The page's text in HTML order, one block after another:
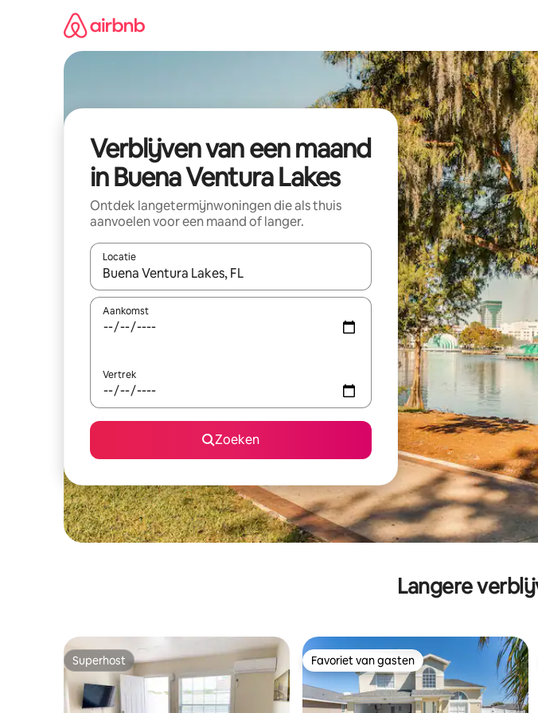
Verblijven van een maand
in Buena Ventura Lakes
Ontdek langetermijnwoningen die als thuis
aanvoelen voor een maand of langer.
Locatie
Wanneer er resultaten beschikbaar zijn, maak je een keuze met je de pijltjestoetsen
Aankomst
Vertrek
Zoeken
Langere
Superhost
Superhost Favoriet van gasten
Favoriet van gasten